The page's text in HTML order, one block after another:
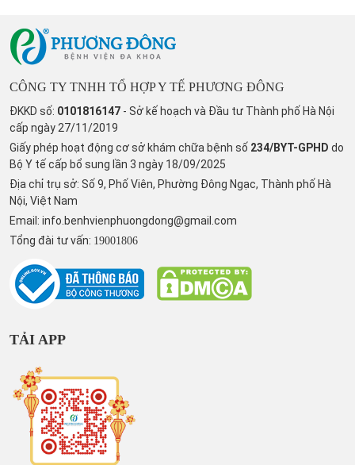
CÔNG TY TNHH TỔ HỢP Y TẾ PHƯƠNG ĐÔNG
ĐKKD số: 0101816147 - Sở kế hoạch và Đầu tư Thành phố Hà Nội
cấp ngày 27/11/2019
Giấy phép hoạt động cơ sở khám chữa bệnh số 234/BYT-GPHD do
Bộ Y tế cấp bổ sung lần 3 ngày 18/09/2025
Địa chỉ trụ sở: Số 9, Phố Viên, Phường Đông Ngạc, Thành phố Hà
Nội, Việt Nam
Email: info.benhvienphuongdong@gmail.com
Tổng đài tư vấn: 19001806
TẢI APP